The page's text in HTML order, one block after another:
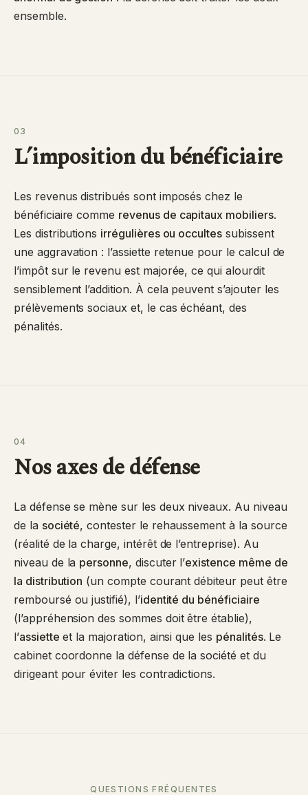
ensemble.
03
L’imposition du bénéficiaire
Les revenus distribués sont imposés chez le
bénéficiaire comme revenus de capitaux mobiliers.
Les distributions irrégulières ou occultes subissent
une aggravation : l’assiette retenue pour le calcul de
l’impôt sur le revenu est majorée, ce qui alourdit
sensiblement l’addition. À cela peuvent s’ajouter les
prélèvements sociaux et, le cas échéant, des
pénalités.
04
Nos axes de défense
La défense se mène sur les deux niveaux. Au niveau
de la société, contester le rehaussement à la source
(réalité de la charge, intérêt de l’entreprise). Au
niveau de la personne, discuter l’existence même de
la distribution (un compte courant débiteur peut être
remboursé ou justifié), l’identité du bénéficiaire
(l’appréhension des sommes doit être établie),
l’assiette et la majoration, ainsi que les pénalités. Le
cabinet coordonne la défense de la société et du
dirigeant pour éviter les contradictions.
QUESTIONS FRÉQUENTES